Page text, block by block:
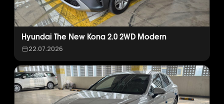
Hyundai The New Kona 2.0 2WD Modern
22.07.2026